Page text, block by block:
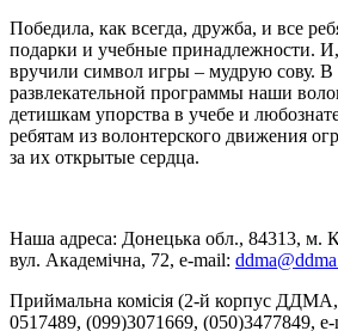
Победила, как всегда, дружба, и все
подарки и учебные принадлежности.
вручили символ игры – мудрую сову. В
развлекательной программы наши
детишкам упорства в учебе и
ребятам из волонтерского движения
за их открытые сердца.
Наша адреса: Донецька обл., 84313,
вул. Академічна, 72, е-mail:
Приймальна комісія (2-й корпус ДДМА,
0517489, (099)3071669, (050)3477849, e-